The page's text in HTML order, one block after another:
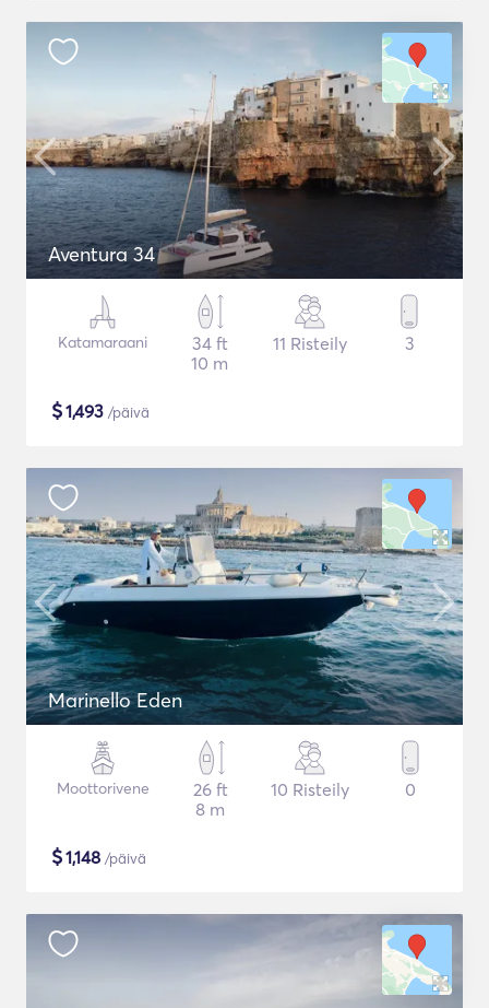
Aventura 34
Katamaraani
34 ft
10 m
11 Risteily 3
$1,493 /päivä
Marinello Eden
Moottorivene
26 ft
8 m
10 Risteily 0
$1,148 /päivä